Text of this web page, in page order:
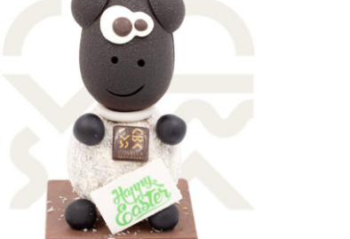
AGGIUNGI AL CARRELLO QUICK VIEW